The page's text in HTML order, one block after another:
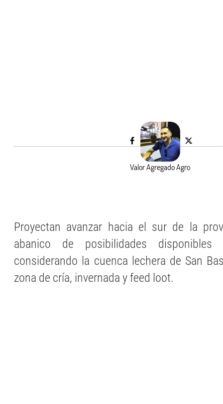
Valor Agregado Agro
Proyectan avanzar hacia el sur de la
abanico de posibilidades
considerando la cuenca lechera de San
zona de cría, invernada y feed loot.